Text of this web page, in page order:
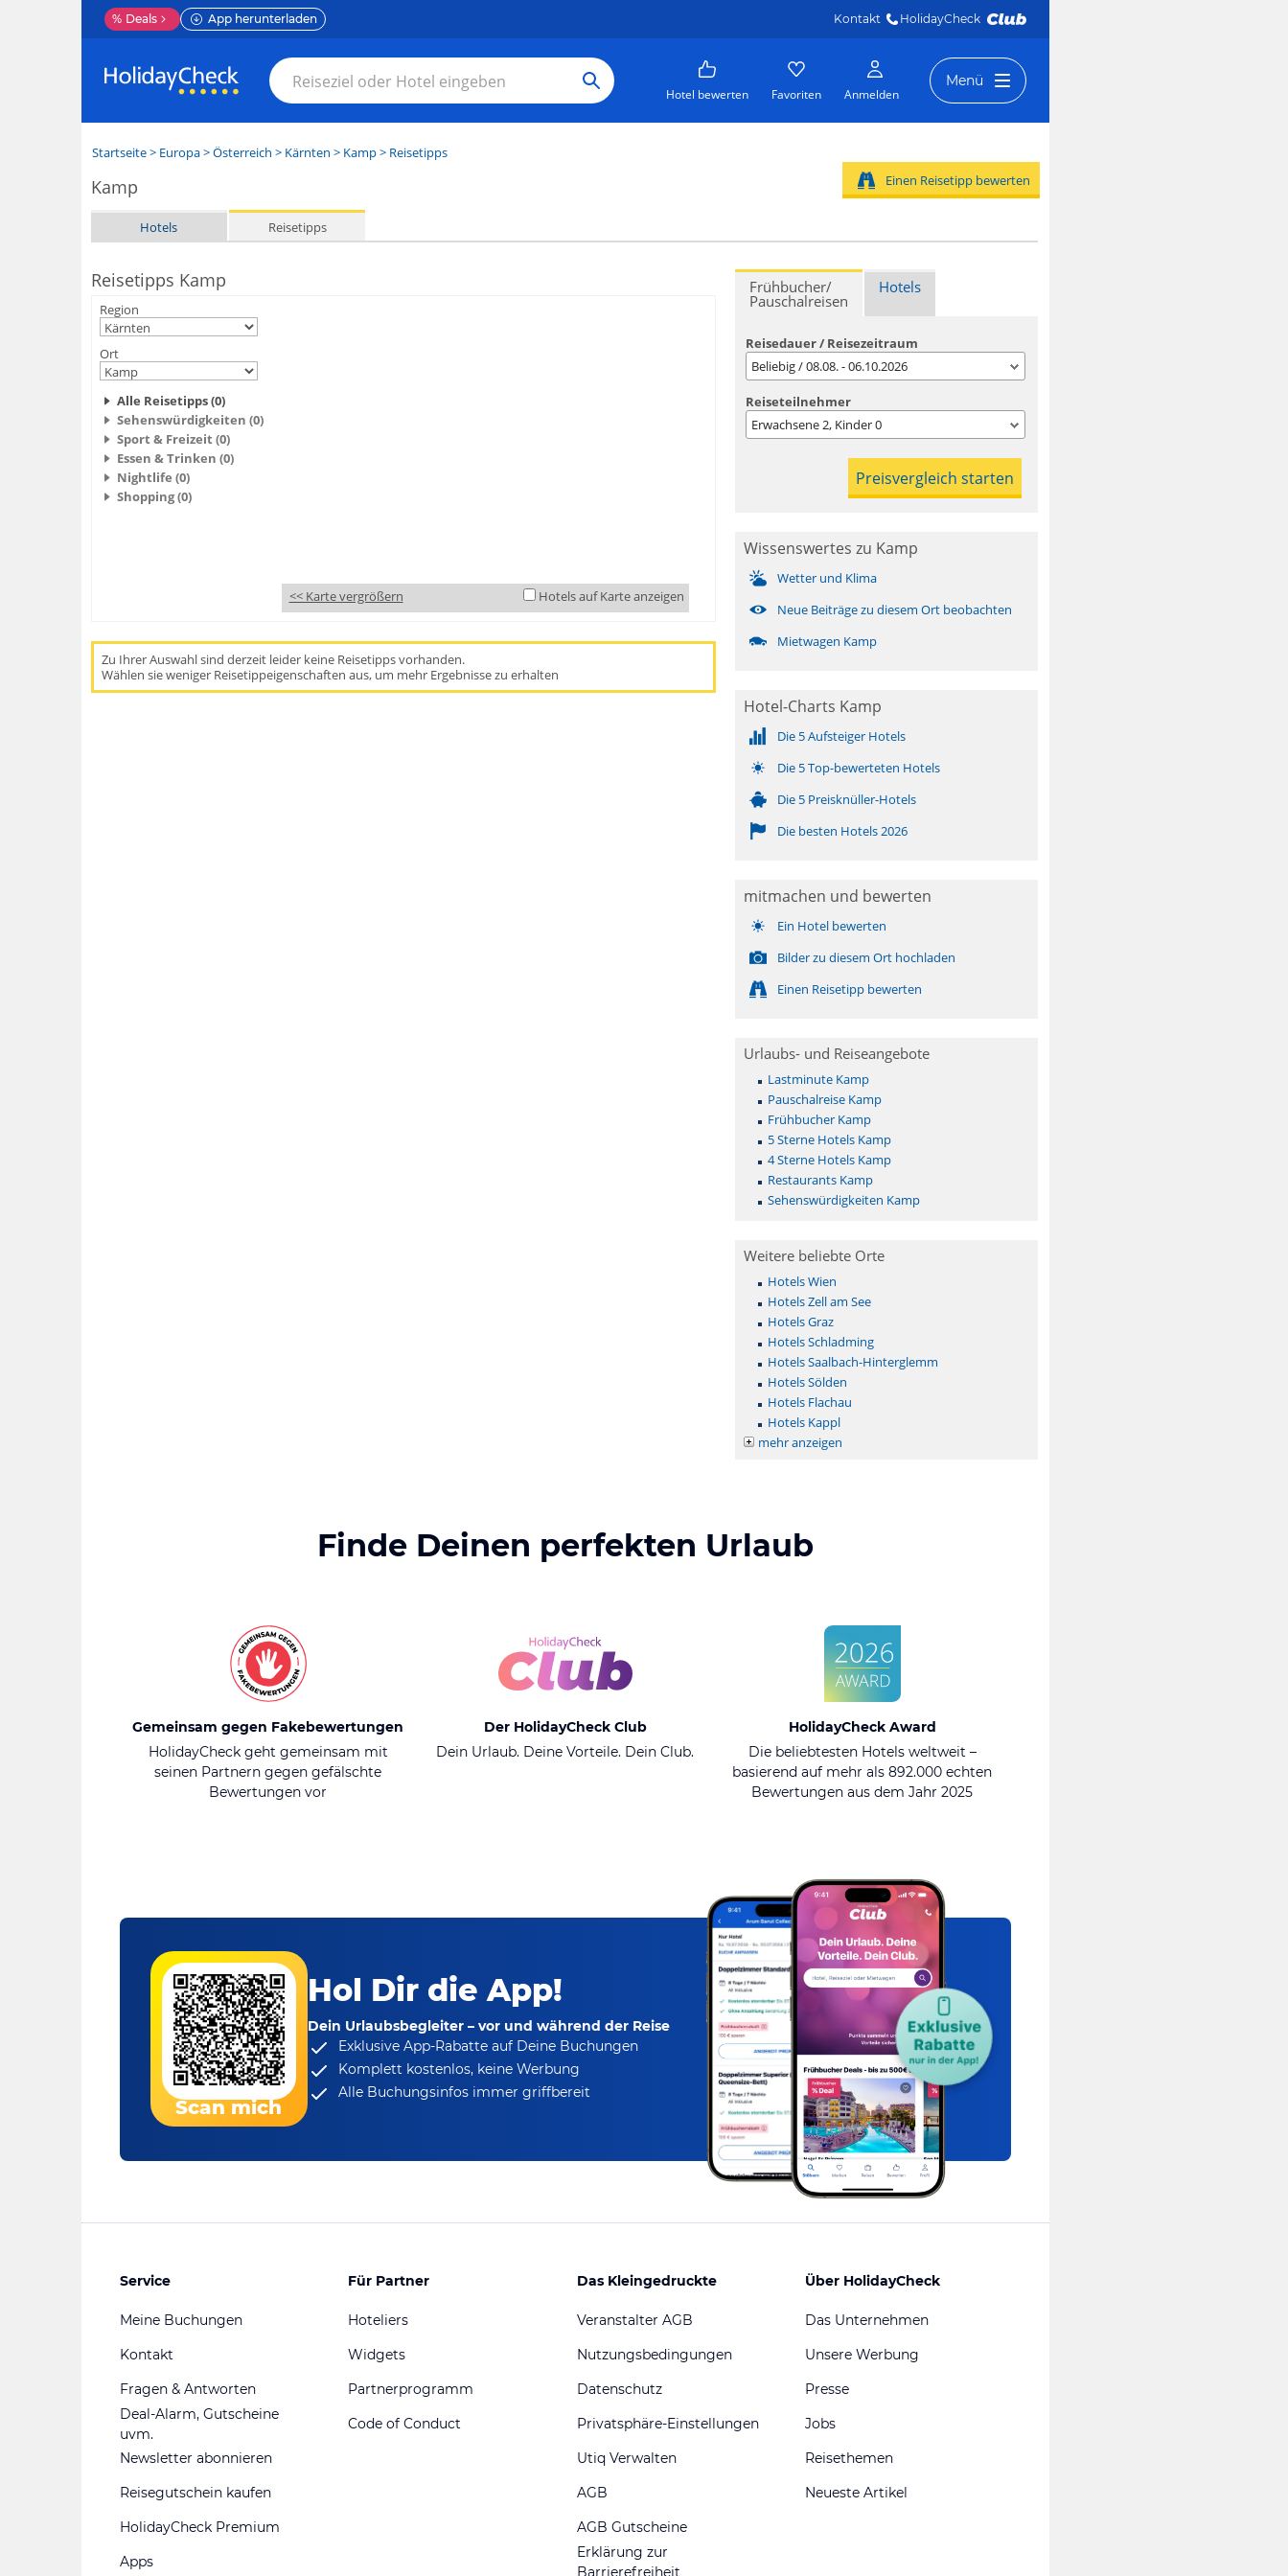
% Deals App herunterladen Kontakt HolidayCheck
Hotel bewerten Favoriten Anmelden
Menü
Startseite> Europa>Österreich > Kärnten > Kamp> Reisetipps
Kamp
Hotels Reisetipps
Einen Reisetipp bewerten
Reisetipps Kamp
Region
Ort
Alle Reisetipps (0)
Sehenswürdigkeiten (0)
Sport & Freizeit (0)
Essen & Trinken (0)
Nightlife (0)
Shopping (0)
<< Karte vergrößern Hotels auf Karte anzeigen
Zu Ihrer Auswahl sind derzeit leider keine Reisetipps vorhanden.
Wählen sie weniger Reisetippeigenschaften aus, um mehr Ergebnisse zu erhalten
Frühbucher/
Pauschalreisen
Hotels
Reisedauer / Reisezeitraum
Beliebig / 08.08. - 06.10.2026
Reiseteilnehmer
Erwachsene2, Kinder0
Wissenswertes zu Kamp
Wetter und Klima
Neue Beiträge zu diesem Ort beobachten
Mietwagen Kamp
Hotel-Charts Kamp
Die 5 Aufsteiger Hotels
Die 5 Top-bewerteten Hotels
Die 5 Preisknüller-Hotels
Die besten Hotels 2026
mitmachen und bewerten
Ein Hotel bewerten
Bilder zu diesem Ort hochladen
Einen Reisetipp bewerten
Urlaubs- und Reiseangebote
Lastminute Kamp
Pauschalreise Kamp
Frühbucher Kamp
5 Sterne Hotels Kamp
4 Sterne Hotels Kamp
Restaurants Kamp
Sehenswürdigkeiten Kamp
Weitere beliebte Orte
Hotels Wien
Hotels Zell am See
Hotels Graz
Hotels Schladming
Hotels Saalbach-Hinterglemm
Hotels Sölden
Hotels Flachau
Hotels Kappl
mehr anzeigen
Finde Deinen perfekten Urlaub
Gemeinsam gegen Fakebewertungen
HolidayCheck geht gemeinsam mit
seinen Partnern gegen gefälschte
Bewertungen vor
Der HolidayCheck Club
Dein Urlaub. Deine Vorteile. Dein Club.
HolidayCheck Award
Die beliebtesten Hotels weltweit –
basierend auf mehr als 892.000 echten
Bewertungen aus dem Jahr 2025
Scan mich
Hol Dir die App!
Dein Urlaubsbegleiter – vor und während der Reise
Exklusive App-Rabatteauf Deine Buchungen
Komplett kostenlos, keine Werbung
Alle Buchungsinfos immer griffbereit
Service
Meine Buchungen
Kontakt
Fragen & Antworten
Deal-Alarm, Gutscheine
uvm.
Newsletter abonnieren
Reisegutschein kaufen
HolidayCheck Premium
Apps
Für Partner
Hoteliers
Widgets
Partnerprogramm
Code of Conduct
Das Kleingedruckte
Veranstalter AGB
Nutzungsbedingungen
Datenschutz
Privatsphäre-Einstellungen
Utiq Verwalten
AGB
AGB Gutscheine
Erklärung zur
Barrierefreiheit
Über HolidayCheck
Das Unternehmen
Unsere Werbung
Presse
Jobs
Reisethemen
Neueste Artikel